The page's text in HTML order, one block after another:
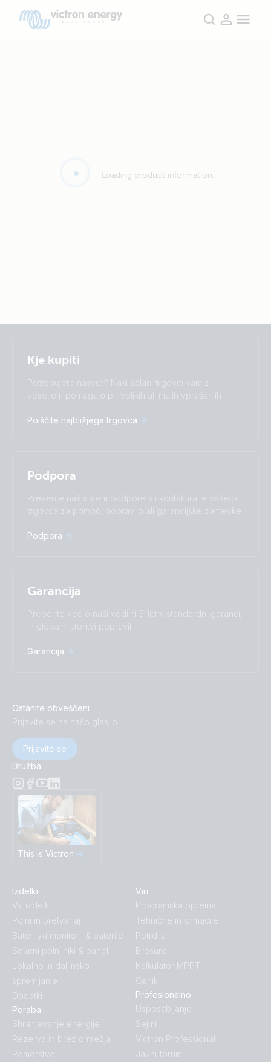
Loading product information...
;
Slovenščina
Change language
Čeština
Dansk
Español
Français
Română
Türkçe
Ελληνικά
Русский
Українська
Kje kupiti
Potrebujete nasvet? Naši šolani trgovci vam z
veseljem pomagajo pri velikih ali malih vprašanjih
Poiščite najbližjega trgovca
Podpora
Preverite naš sistem podpore ali kontaktirajte vašega
trgovca za pomoč, popravilo ali garancijske zahtevke
Podpora
Garancija
Preberite več o naši vodilni 5-letni standardni garanciji
in globalni storitvi popravil.
Garancija
Ostanite obveščeni
Prijavite se na našo glasilo
Prijavite se
Družba
This is Victron
Izdelki
Vsi izdelki
Polni in pretvarjaj
Baterijski monitorji & baterije
Solarni polnilniki & paneli
Lokalno in daljinsko
spremljanje
Dodatki
Poraba
Shranjevanje energije
Rezerva in brez omrežja
Pomorstvo
Viri
Programska oprema
Tehnične informacije
Potrdila
Brošure
Kalkulator MPPT
Cenik
Profesionalno
Usposabljanje
Sejmi
Victron Professional
Javni forum